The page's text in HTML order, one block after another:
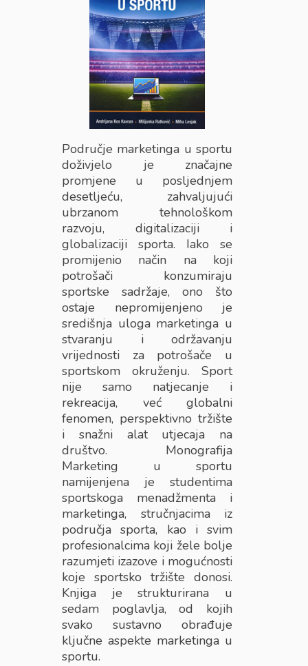
Područje marketinga u sportu
doživjelo je značajne
promjene u posljednjem
desetljeću, zahvaljujući
ubrzanom tehnološkom
razvoju, digitalizaciji i
globalizaciji sporta. Iako se
promijenio način na koji
potrošači konzumiraju
sportske sadržaje, ono što
ostaje nepromijenjeno je
središnja uloga marketinga u
stvaranju i održavanju
vrijednosti za potrošače u
sportskom okruženju. Sport
nije samo natjecanje i
rekreacija, već globalni
fenomen, perspektivno tržište
i snažni alat utjecaja na
društvo. Monografija
Marketing u sportu
namijenjena je studentima
sportskoga menadžmenta i
marketinga, stručnjacima iz
područja sporta, kao i svim
profesionalcima koji žele bolje
razumjeti izazove i mogućnosti
koje sportsko tržište donosi.
Knjiga je strukturirana u
sedam poglavlja, od kojih
svako sustavno obrađuje
ključne aspekte marketinga u
sportu.